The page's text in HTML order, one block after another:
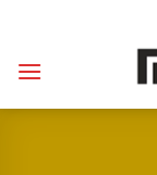
content